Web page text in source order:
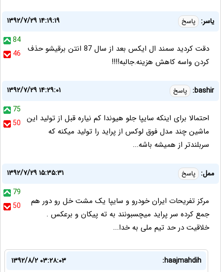
یاسر: پاسخ
۱۳۹۲/۷/۲۹ ۱۴:۱۹:۱۹
84
46
دقت کردید سمند ال ایکس بعد از سال 87 انتن برقیشو حذف
کردن واسه کاهش هزینه.جالبه!!!!
bashir: پاسخ
۱۳۹۲/۷/۲۹ ۱۴:۲۹:۰۱
75
50 احتمالا برای اینکه سایپا جلو هیوندا کم نیاره قبل از تولید این
ماشین چند مدل فوق لوکس از پراید را تولید میکنه که
سربلندتر از همیشه باشه...
ممل: پاسخ
۱۳۹۲/۷/۲۹ ۱۵:۳۵:۳۱
79
50
مرکز تفریحات ایران خودرو و سایپا یک مشت خل رو دور هم
جمع کرده سر پراید میچسبونند به ته پیکان و برعکس .
خلاقیت در حد تیم ملی به خدا...
haajmahdih:
۱۳۹۲/۸/۲ ۰۳:۲۸:۰۳